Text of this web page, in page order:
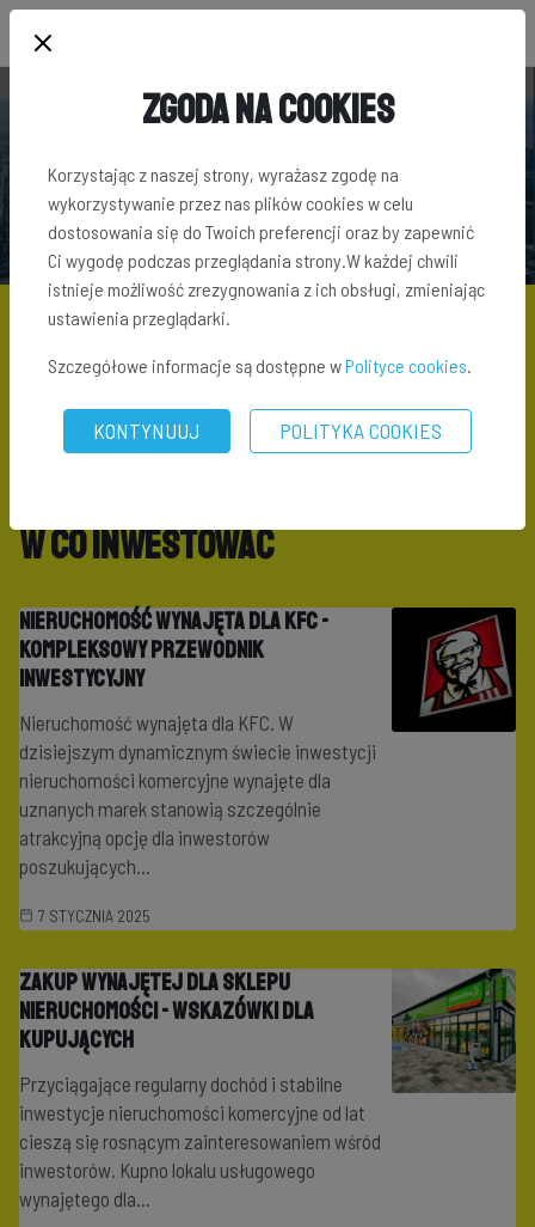
BLOG INWESTORA
\ W CO INWESTOWAĆ
W co inwestować
Nieruchomość wynajęta dla KFC -
Kompleksowy przewodnik
inwestycyjny
Nieruchomość wynajęta dla KFC. W
dzisiejszym dynamicznym świecie inwestycji
nieruchomości komercyjne wynajęte dla
uznanych marek stanowią szczególnie
atrakcyjną opcję dla inwestorów
poszukujących...
7 STYCZNIA 2025
Zakup wynajętej dla sklepu
nieruchomości - wskazówki dla
kupujących
Przyciągające regularny dochód i stabilne
inwestycje nieruchomości komercyjne od lat
cieszą się rosnącym zainteresowaniem wśród
inwestorów. Kupno lokalu usługowego
wynajętego dla...
Zgoda na Cookies
Korzystając z naszej strony, wyrażasz zgodę na
wykorzystywanie przez nas plików cookies w celu
dostosowania się do Twoich preferencji oraz by zapewnić
Ci wygodę podczas przeglądania strony.W każdej chwili
istnieje możliwość zrezygnowania z ich obsługi, zmieniając
ustawienia przeglądarki.
Szczegółowe informacje są dostępne wPolityce cookies.
KONTYNUUJ POLITYKA COOKIES